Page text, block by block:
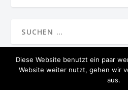
ELEGANT THEMES |
Diese Website benutzt ein paar
Website weiter nutzt, gehen wir
aus.